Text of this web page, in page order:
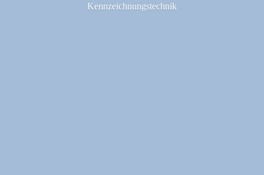
Kennzeichnungstechnik